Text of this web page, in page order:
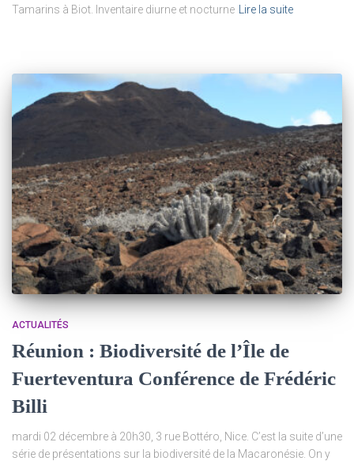
Tamarins à Biot. Inventaire diurne et nocturne Lire la suite
ACTUALITÉS
Réunion : Biodiversité de l’Île de
Fuerteventura Conférence de Frédéric
Billi
mardi 02 décembre à 20h30, 3 rue Bottéro, Nice. C’est la suite d’une
série de présentations sur la biodiversité de la Macaronésie. On y